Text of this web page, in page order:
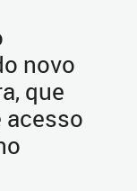
novo
que
acesso